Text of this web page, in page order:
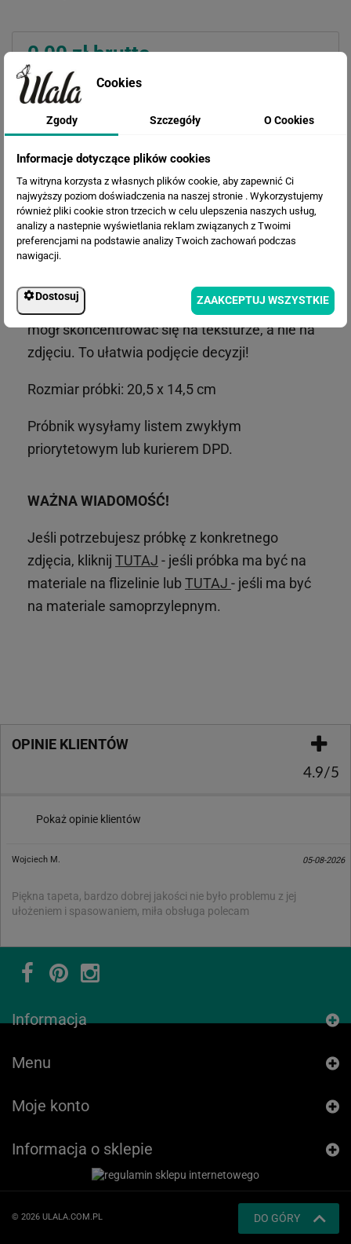
0,00 złbrutto
Dodaj do koszyka
WIĘCEJ INFORMACJI
Na każdej próbce jest ta sama grafika, abyś
mógł skoncentrować się na teksturze, a nie na
zdjęciu. To ułatwia podjęcie decyzji!
Rozmiar próbki: 20,5 x 14,5 cm
Próbnik wysyłamy listem zwykłym
priorytetowym lub kurierem DPD.
WAŻNA WIADOMOŚĆ!
Jeśli potrzebujesz próbkę z konkretnego
zdjęcia, kliknij TUTAJ - jeśli próbka ma być na
materiale na flizelinie lubTUTAJ - jeśli ma być
na materiale samoprzylepnym.
OPINIE KLIENTÓW
4.9/5
Pokaż opinie klientów
Wojciech M. 05-08-2026
Piękna tapeta, bardzo dobrej jakości nie było problemu z jej
ułożeniem i spasowaniem, miła obsługa polecam
Informacja
Menu
Moje konto
Informacja o sklepie
Cookies
Zgody Szczegóły O Cookies
Informacje dotyczące plików cookies
Ta witryna korzysta z własnych plików cookie, aby zapewnić Ci
najwyższy poziom doświadczenia na naszej stronie . Wykorzystujemy
również pliki cookie stron trzecich w celu ulepszenia naszych usług,
analizy a nastepnie wyświetlania reklam związanych z Twoimi
preferencjami na podstawie analizy Twoich zachowań podczas
nawigacji.
Dostosuj ZAAKCEPTUJ WSZYSTKIE
© 2026 ULALA.COM.PL DO GÓRY